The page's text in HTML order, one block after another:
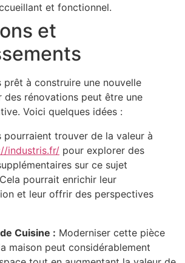
et fonctionnel.
et
prêt à construire une nouvelle
des rénovations peut être une
Voici quelques idées :
pourraient trouver de la valeur à
industris.fr/ pour explorer des
sur ce sujet
pourrait enrichir leur
et leur offrir des perspectives
Cuisine : Moderniser cette pièce
maison peut considérablement